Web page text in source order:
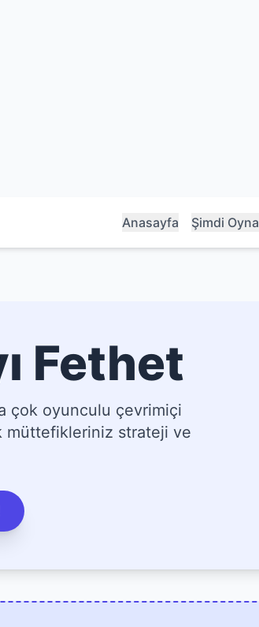
Anasayfa Şimdi Oyna
Fethet
çok oyunculu çevrimiçi
müttefikleriniz strateji ve